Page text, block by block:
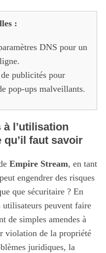
:
DNS pour un
publicités pour
pop-ups malveillants.
l’utilisation
qu’il faut savoir
Empire Stream, en tant
engendrer des risques
que sécuritaire ? En
utilisateurs peuvent faire
de simples amendes à
violation de la propriété
juridiques, la